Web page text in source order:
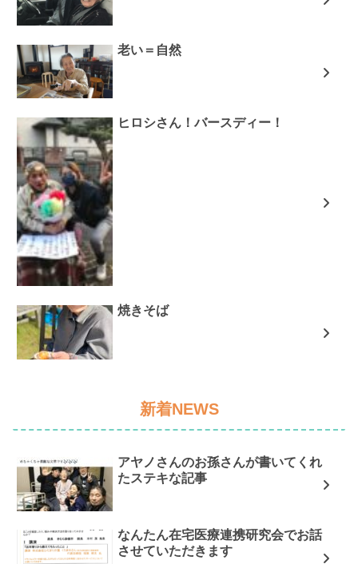
老い＝自然
ヒロシさん！バースディー！
焼きそば
新着NEWS
アヤノさんのお孫さんが書いてくれ
たステキな記事
なんたん在宅医療連携研究会でお話
させていただきます